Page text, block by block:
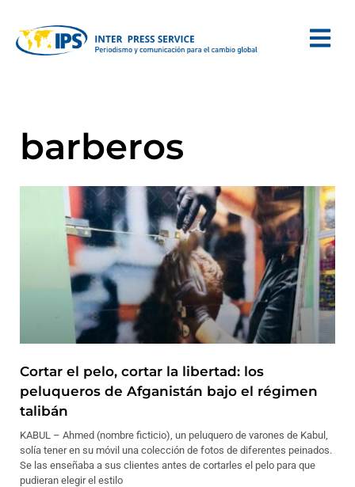
barberos
Cortar el pelo, cortar la libertad: los
peluqueros de Afganistán bajo el régimen
talibán
KABUL – Ahmed (nombre ficticio), un peluquero de varones de Kabul,
solía tener en su móvil una colección de fotos de diferentes peinados.
Se las enseñaba a sus clientes antes de cortarles el pelo para que
pudieran elegir el estilo